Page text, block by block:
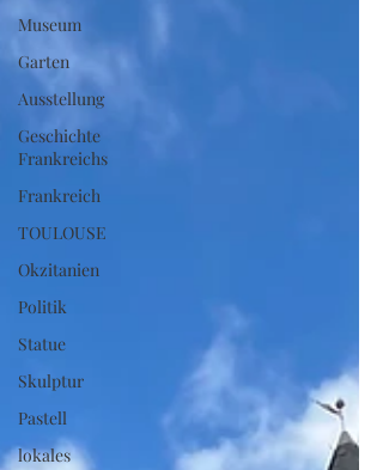
Museum
Garten
Ausstellung
Geschichte
Frankreichs
Frankreich
TOULOUSE
Okzitanien
Politik
Statue
Skulptur
Pastell
lokales